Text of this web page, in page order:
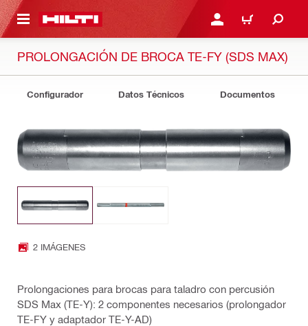
PRINCIPAL INICIE SESIÓN O
CARRITO
PROLONGACIÓN DE BROCA TE-FY (SDS MAX)
Configurador Datos Técnicos Documentos
2 IMÁGENES
Prolongaciones para brocas para taladro con percusión
SDS Max (TE-Y): 2 componentes necesarios (prolongador
TE-FY y adaptador TE-Y-AD)